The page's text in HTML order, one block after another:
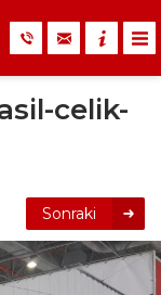
celik-
Sonraki